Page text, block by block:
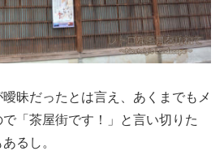
昧だったとは言え、あくまでもメ
「茶屋街です！」と言い切りた
るし。